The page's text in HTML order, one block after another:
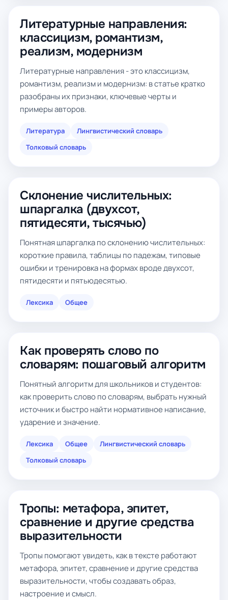
Литературные направления:
классицизм, романтизм,
реализм, модернизм
Литературные направления - это классицизм,
романтизм, реализм и модернизм: в статье кратко
разобраны их признаки, ключевые черты и
примеры авторов.
Литература
Лингвистический словарь
Толковый словарь
Склонение числительных:
шпаргалка (двухсот,
пятидесяти, тысячью)
Понятная шпаргалка по склонению числительных:
короткие правила, таблицы по падежам, типовые
ошибки и тренировка на формах вроде двухсот,
пятидесяти и пятьюдесятью.
Лексика Общее
Как проверять слово по
словарям: пошаговый алгоритм
Понятный алгоритм для школьников и студентов:
как проверить слово по словарям, выбрать нужный
источник и быстро найти нормативное написание,
ударение и значение.
Лексика Общее
Лингвистический словарь
Толковый словарь
Тропы: метафора, эпитет,
сравнение и другие средства
выразительности
Тропы помогают увидеть, как в тексте работают
метафора, эпитет, сравнение и другие средства
выразительности, чтобы создавать образ,
настроение и смысл.